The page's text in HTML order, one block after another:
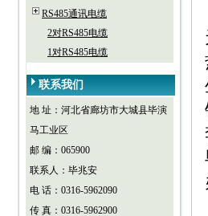
RS485通讯电缆
2对RS485电缆
1对RS485电缆
联系我们
地 址：河北省廊坊市大城县毕演
马工业区
邮 编：065900
联系人：毕兆安
电 话：0316-5962090
传 真：0316-5962900